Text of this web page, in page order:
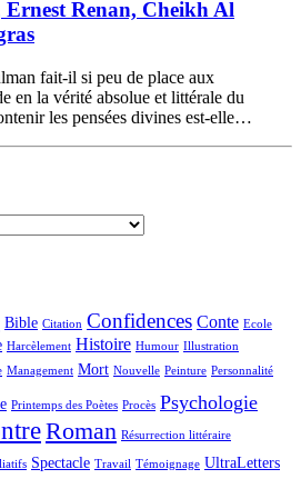
Ernest Renan, Cheikh Al
fait-il si peu de place aux
en la vérité absolue et littérale du
les pensées divines est-elle…
Bible Citation Confidences Conte Ecole
Harcèlement Histoire Humour Illustration
Management Mort Nouvelle Peinture Personnalité
Printemps des Poètes Procès Psychologie
Roman Résurrection littéraire
Spectacle Travail Témoignage UltraLetters